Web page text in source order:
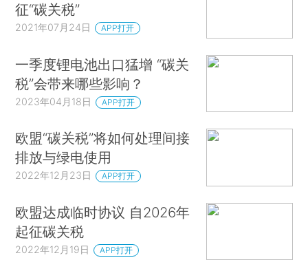
征“碳关税”
2021年07月24日 APP打开
一季度锂电池出口猛增 “碳关
税”会带来哪些影响？
2023年04月18日 APP打开
欧盟“碳关税”将如何处理间接
排放与绿电使用
2022年12月23日 APP打开
欧盟达成临时协议 自2026年
起征碳关税
2022年12月19日 APP打开